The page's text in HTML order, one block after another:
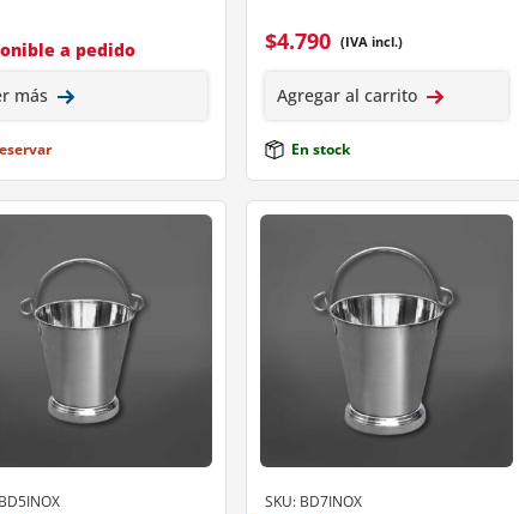
a pedido
más
$4.790 (IVA incl.)
Agregar al carrito
En stock
SKU: BD7INOX